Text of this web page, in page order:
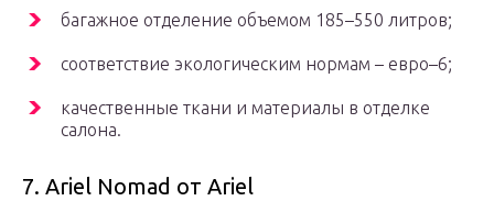
багажное отделение объемом 185–550 литров;
соответствие экологическим нормам – евро–6;
качественные ткани и материалы в отделке
салона.
7. Ariel Nomad от Ariel